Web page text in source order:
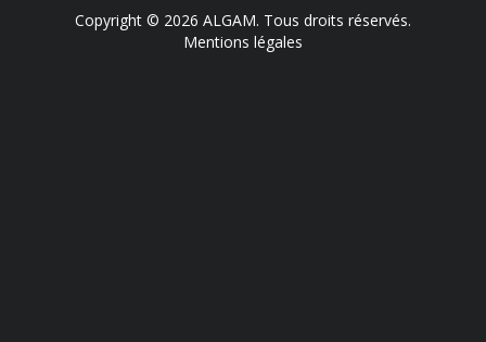
Copyright © 2026 ALGAM. Tous droits réservés.
Mentions légales